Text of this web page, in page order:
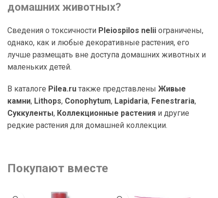
домашних животных?
Сведения о токсичности Pleiospilos nelii ограничены,
однако, как и любые декоративные растения, его
лучше размещать вне доступа домашних животных и
маленьких детей.
В каталоге Pilea.ru также представлены Живые
камни, Lithops, Conophytum, Lapidaria, Fenestraria,
Суккуленты, Коллекционные растения и другие
редкие растения для домашней коллекции.
Покупают вместе